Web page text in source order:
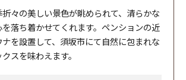
々の美しい景色が眺められて、清らかな
落ち着かせてくれます。ペンションの近
ナを設置して、須坂市にて自然に包まれな
スを味わえます。